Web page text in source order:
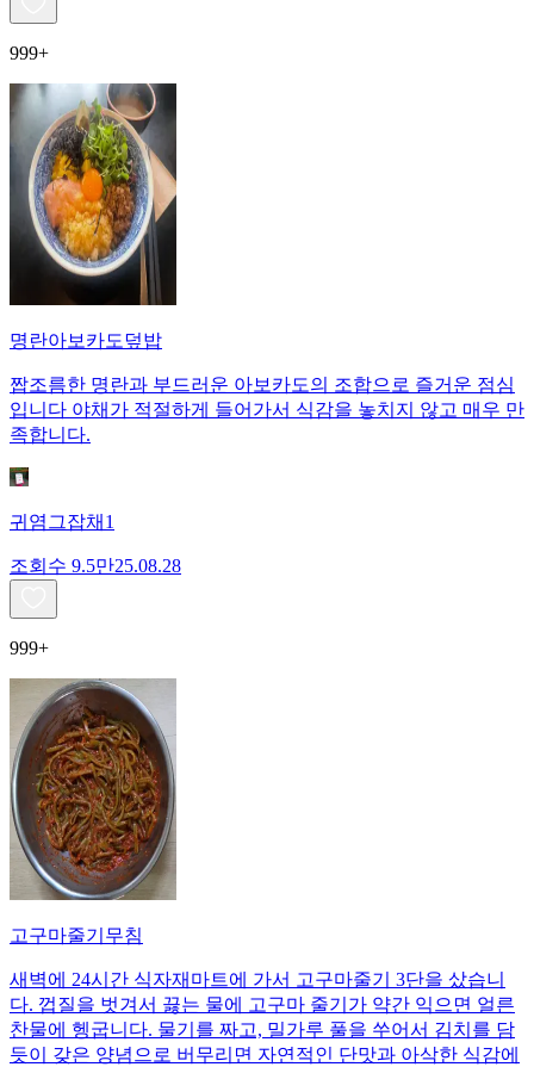
999+
명란아보카도덮밥
짭조름한 명란과 부드러운 아보카도의 조합으로 즐거운 점심
입니다 야채가 적절하게 들어가서 식감을 놓치지 않고 매우 만
족합니다.
귀염그잡채1
조회수 9.5만25.08.28
999+
고구마줄기무침
새벽에 24시간 식자재마트에 가서 고구마줄기 3단을 샀습니
다. 껍질을 벗겨서 끓는 물에 고구마 줄기가 약간 익으면 얼른
찬물에 헹굽니다. 물기를 짜고, 밀가루 풀을 쑤어서 김치를 담
듯이 갖은 양념으로 버무리면 자연적인 단맛과 아삭한 식감에